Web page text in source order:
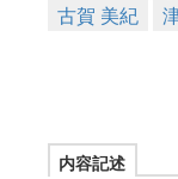
古賀 美紀
内容記述